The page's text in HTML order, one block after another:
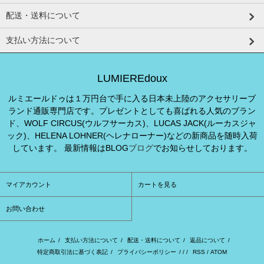
配送・送料について
支払い方法について
LUMIEREdoux
ルミエールドゥは１万円台で手に入る日本未上陸のアクセサリーブ
ランド通販専門店です。プレゼントとしても喜ばれる人気のブラン
ド、WOLF CIRCUS(ウルフサーカス)、LUCAS JACK(ルーカスジャ
ック)、HELENA LOHNER(ヘレナローナー)などの新商品を随時入荷
しています。 最新情報はBLOGブログでお知らせしております。
マイアカウント カートを見る
お問い合わせ
ホーム / 支払い方法について / 配送・送料について / 返品について /
特定商取引法に基づく表記 / プライバシーポリシー / / / RSS / ATOM